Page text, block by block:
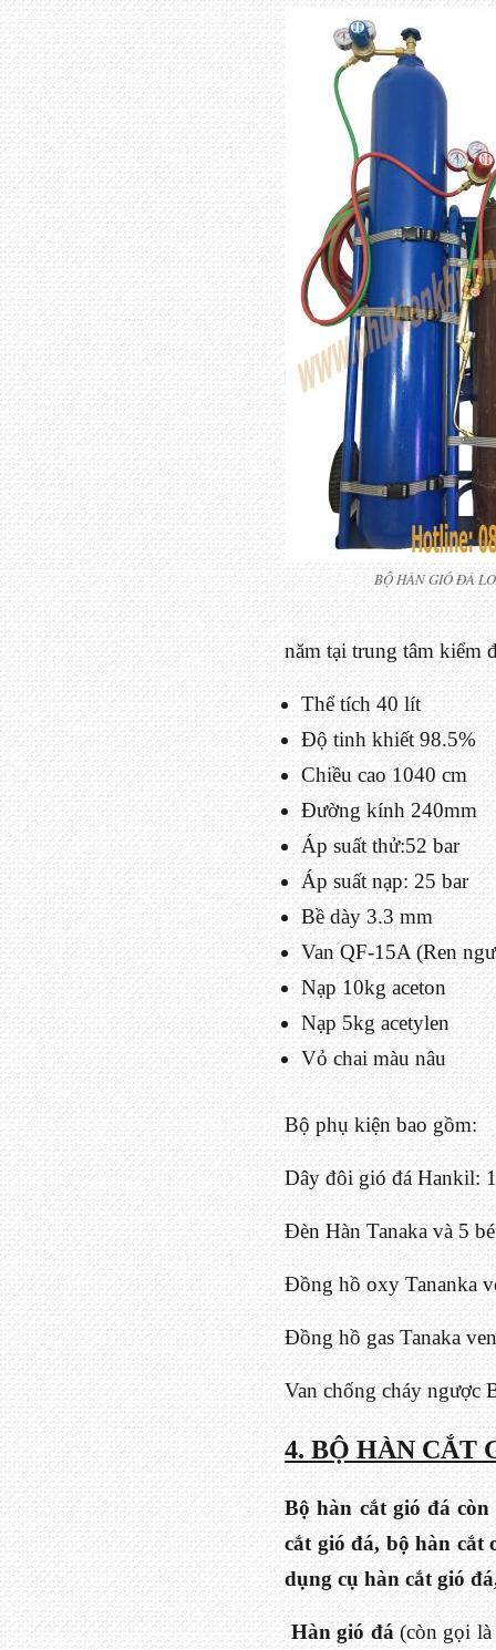
BỘ HÀN GIÓ ĐÁ
năm tại trung tâm kiểm
Thể tích 40 lít
Độ tinh khiết 98.5%
Chiều cao 1040 cm
Đường kính 240mm
Áp suất thử:52 bar
Áp suất nạp: 25 bar
Bề dày 3.3 mm
Van QF-15A (Ren
Nạp 10kg aceton
Nạp 5kg acetylen
Vỏ chai màu nâu
Bộ phụ kiện bao gồm:
Dây đôi gió đá Hankil:
Đèn Hàn Tanaka và 5
Đồng hồ oxy Tananka
Đồng hồ gas Tanaka
Van chống cháy ngược
4. BỘ HÀN CẮT
Bộ hàn cắt gió đá
cắt gió đá, bộ hàn cắt
dụng cụ hàn cắt gió
Hàn gió đá(còn gọi là